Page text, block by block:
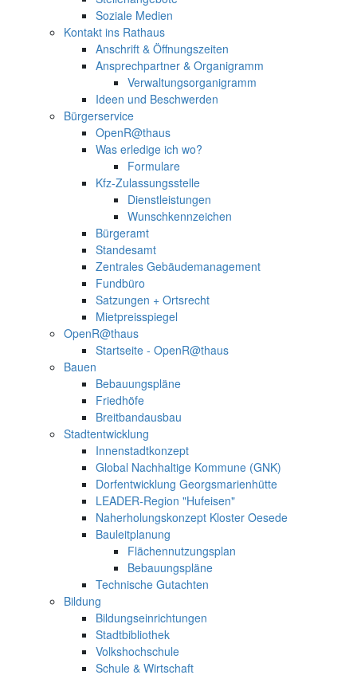
Soziale Medien
Kontakt ins Rathaus
Anschrift & Öffnungszeiten
Ansprechpartner & Organigramm
Verwaltungsorganigramm
Ideen und Beschwerden
Bürgerservice
OpenR@thaus
Was erledige ich wo?
Formulare
Kfz-Zulassungsstelle
Dienstleistungen
Wunschkennzeichen
Bürgeramt
Standesamt
Zentrales Gebäudemanagement
Fundbüro
Satzungen + Ortsrecht
Mietpreisspiegel
OpenR@thaus
Startseite - OpenR@thaus
Bauen
Bebauungspläne
Friedhöfe
Breitbandausbau
Stadtentwicklung
Innenstadtkonzept
Global Nachhaltige Kommune (GNK)
Dorfentwicklung Georgsmarienhütte
LEADER-Region "Hufeisen"
Naherholungskonzept Kloster Oesede
Bauleitplanung
Flächennutzungsplan
Bebauungspläne
Technische Gutachten
Bildung
Bildungseinrichtungen
Stadtbibliothek
Volkshochschule
Schule & Wirtschaft